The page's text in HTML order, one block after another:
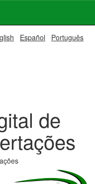
Español Português
de